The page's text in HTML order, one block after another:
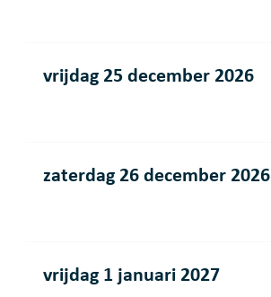
vrijdag 25 december 2026
zaterdag 26 december 2026
vrijdag 1 januari 2027